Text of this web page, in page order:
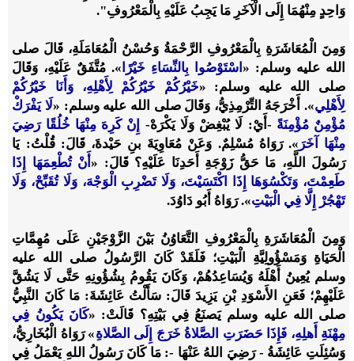
وَاحِدٍ مِنْهُمَا إِلَى الْآخَرِ مَا يَجِبُ عَلَيْهِ بِالْمَعْرُوفِ".
وَمِنَ الْمُعَاشَرَةِ بِالْمَعْرُوفِ الرَّحْمَةُ وَحُسْنُ الْمُعَامَلَةِ، قَالَ صلى
الله عليه وسلم: «اسْتَوْصُوا بِالنِّسَاءِ خَيْرًا ». مُتَّفَقٌ عَلَيْهِ، وَقَالَ
صلى الله عليه وسلم: «خَيْرُكُمْ خَيْرُكُمْ لِأَهْلِهِ، وَأَنَا خَيْرُكُمْ
لِأَهْلِي». أَخْرَجَهُ التِّرْمِذِيُّ، وَقَالَ صلى الله عليه وسلم: «لَا يَفْرَكْ
مُؤْمِنٌ مُؤْمِنَةً -أَيْ: لَا يُبْغِضْ وَلَا يَكْرَهْ- إِنْ كَرِهَ مِنْهَا خُلُقًا رَضِيَ
مِنْهَا آخَرَ ». رَوَاهُ مُسْلِمٌ. وَعَنْ مُعَاوِيَةَ بنِ حَيْدةَ، قَالَ: قُلْتُ: يَا
رَسُولَ اللَّهِ، مَا حَقُّ زَوْجَةِ أَحَدِنَا عَلَيْهِ؟ قَالَ: «أَنْ تُطْعِمَهَا إِذَا
طَعِمْتَ، وَتَكْسُوَهَا إِذَا اكْتَسَيْتَ، وَلَا تَضْرِبِ الْوَجْهَ، وَلَا تُقَبِّحْ، وَلَا
تَهْجُرْ إِلَّا فِي الْبَيْتِ». رَوَاهُ أَبُو دَاوُدَ.
وَمِنَ الْمُعَاشَرَةِ بِالْمَعْرُوفِ التَّعَاوُنُ بَيْنَ الزَّوْجَيْنِ عَلَى مُهِمَّاتِ
الْحَيَاةِ وَمَسْؤُولِيَّةِ الْبَيْتِ؛ فَلَقَدْ كَانَ الرَّسُولُ صلى الله عليه
وسلم يُعِينُ أَهْلَهُ وَيُسَاعِدُهُمْ، وَكَانَ يَقُومُ بِشُؤُونِهِ حَتَّى لَا يَشُقَّ
عَلَيْهِمْ؛ فَعَنِ الأَسْوَدِ بْنِ يَزِيدَ قَالَ: سَأَلْتُ عَائِشَةَ: مَا كَانَ النَّبِيُّ
صلى الله عليه وسلم يَصنَعُ فِي بَيْتِهِ؟ قَالَتْ: «كَانَ يَكُونُ فِي
مِهْنَةِ أَهلِهِ، فَإِذَا حَضَرَتِ الصَّلاةُ خَرَجَ إِلَى الصَّلاةِ» رَوَاهُ الْبُخَارِيُّ،
وَسُئِلَتِ عَائِشَةُ - رَضِيَ اللهُ عَنْهَا -: مَا كَانَ رَسُولُ اللهِ يَعْمَلُ فِي